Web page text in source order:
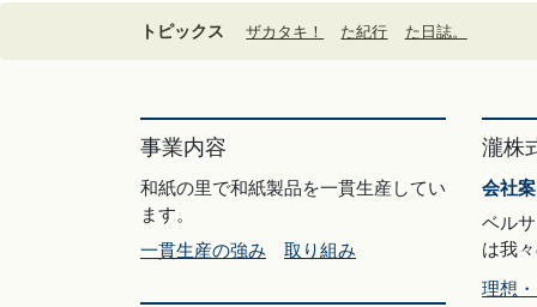
トピックス ザカタキ！ た紀行 た日誌。
事業内容
和紙の里で和紙製品を一貫生産してい
ます。
一貫生産の強み
取り組み
瀧株
会社
ベル
は我
理想